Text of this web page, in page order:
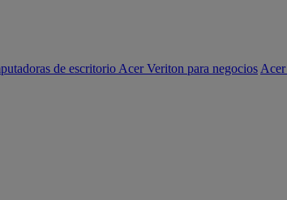
de escritorio Acer Veriton para negocios